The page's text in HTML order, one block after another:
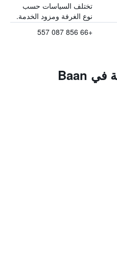
تختلف السياسات حسب
نوع الغرفة ومزود الخدمة.
+66 856 087 557
المزايا ووسائل الراحة في Baan